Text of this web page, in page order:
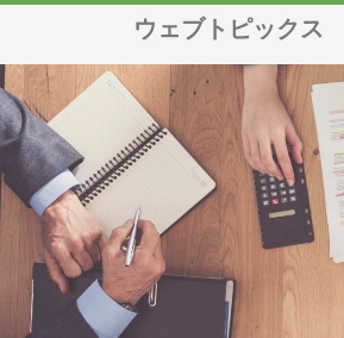
ウェブトピックス